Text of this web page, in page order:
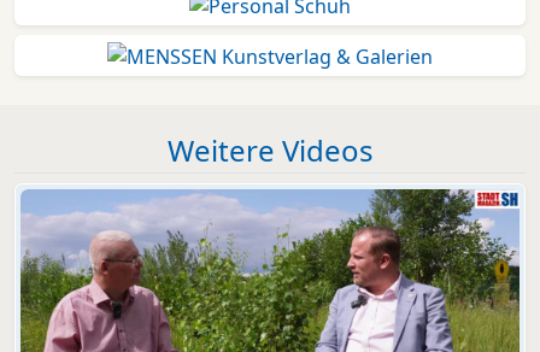
Weitere Videos